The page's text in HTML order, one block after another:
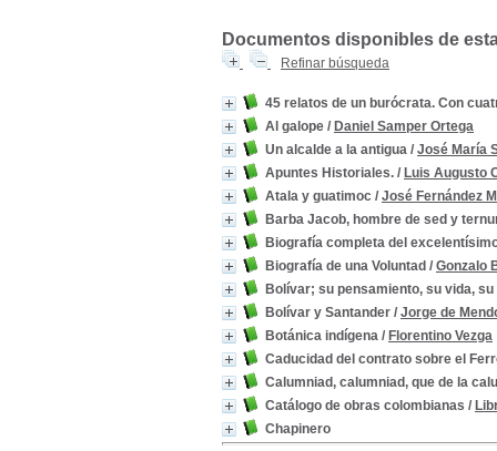
Documentos disponibles de
Refinar búsqueda
45 relatos de un burócrata. Con
Al galope / Daniel Samper Ortega
Un alcalde a la antigua / José María
Apuntes Historiales. / Luis Augusto
Atala y guatimoc / José Fernández
Barba Jacob, hombre de sed y
Biografía completa del
Biografía de una Voluntad / Gonzalo
Bolívar; su pensamiento, su vida,
Bolívar y Santander / Jorge de
Botánica indígena / Florentino Vezga
Caducidad del contrato sobre el
Calumniad, calumniad, que de la
Catálogo de obras colombianas /
Chapinero